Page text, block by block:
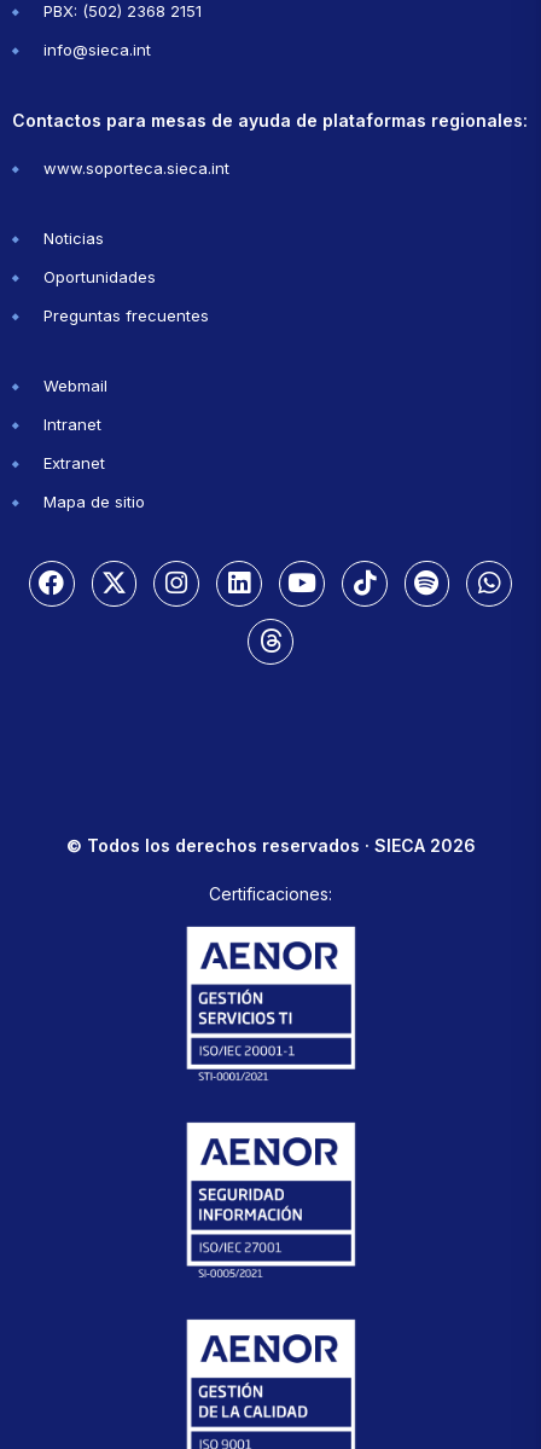
PBX: (502) 2368 2151
info@sieca.int
Contactos para mesas de ayuda de plataformas regionales:
www.soporteca.sieca.int
Noticias
Oportunidades
Preguntas frecuentes
Webmail
Intranet
Extranet
Mapa de sitio
© Todos los derechos reservados · SIECA 2026
Certificaciones: